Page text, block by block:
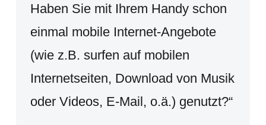
Haben Sie mit Ihrem Handy schon
einmal mobile Internet-Angebote
(wie z.B. surfen auf mobilen
Internetseiten, Download von Musik
oder Videos, E-Mail, o.ä.) genutzt?“